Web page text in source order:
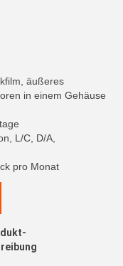
äußeres
in einem Gehäuse
L/C, D/A,
pro Monat